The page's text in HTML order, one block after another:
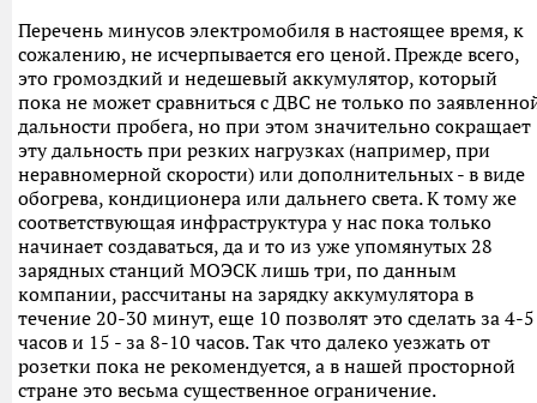
Перечень минусов электромобиля в настоящее время, к
сожалению, не исчерпывается его ценой. Прежде всего,
это громоздкий и недешевый аккумулятор, который
пока не может сравниться с ДВС не только по
дальности пробега, но при этом значительно сокращает
эту дальность при резких нагрузках (например, при
неравномерной скорости) или дополнительных - в виде
обогрева, кондиционера или дальнего света. К тому же
соответствующая инфраструктура у нас пока только
начинает создаваться, да и то из уже упомянутых 28
зарядных станций МОЭСК лишь три, по данным
компании, рассчитаны на зарядку аккумулятора в
течение 20-30 минут, еще 10 позволят это сделать за 4-5
часов и 15 - за 8-10 часов. Так что далеко уезжать от
розетки пока не рекомендуется, а в нашей просторной
стране это весьма существенное ограничение.